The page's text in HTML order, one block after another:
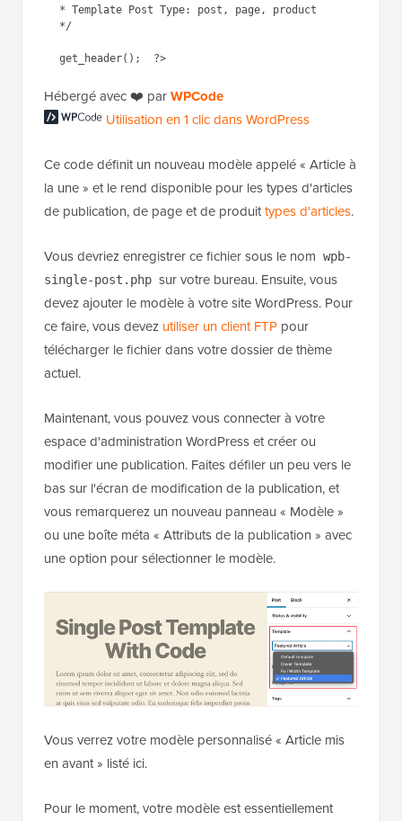
get_header();  ?>
Hébergé avec ❤️ parWPCode
Utilisation en 1 clic dans WordPress
Ce code définit un nouveau modèle appelé « Article à
la une » et le rend disponible pour les types d'articles
de publication, de page et de produittypes d'articles.
Vous devriez enregistrer ce fichier sous le nom wpb-
single-post.php sur votre bureau. Ensuite, vous
devez ajouter le modèle à votre site WordPress. Pour
ce faire, vous devez utiliser un client FTP pour
télécharger le fichier dans votre dossier de thème
actuel.
Maintenant, vous pouvez vous connecter à votre
espace d'administration WordPress et créer ou
modifier une publication. Faites défiler un peu vers le
bas sur l'écran de modification de la publication, et
vous remarquerez un nouveau panneau « Modèle »
ou une boîte méta « Attributs de la publication » avec
une option pour sélectionner le modèle.
Vous verrez votre modèle personnalisé « Article mis
en avant » listé ici.
Pour le moment, votre modèle est essentiellement